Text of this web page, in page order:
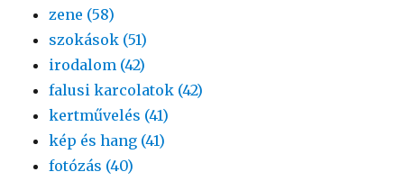
zene (58)
szokások (51)
irodalom (42)
falusi karcolatok (42)
kertművelés (41)
kép és hang (41)
fotózás (40)